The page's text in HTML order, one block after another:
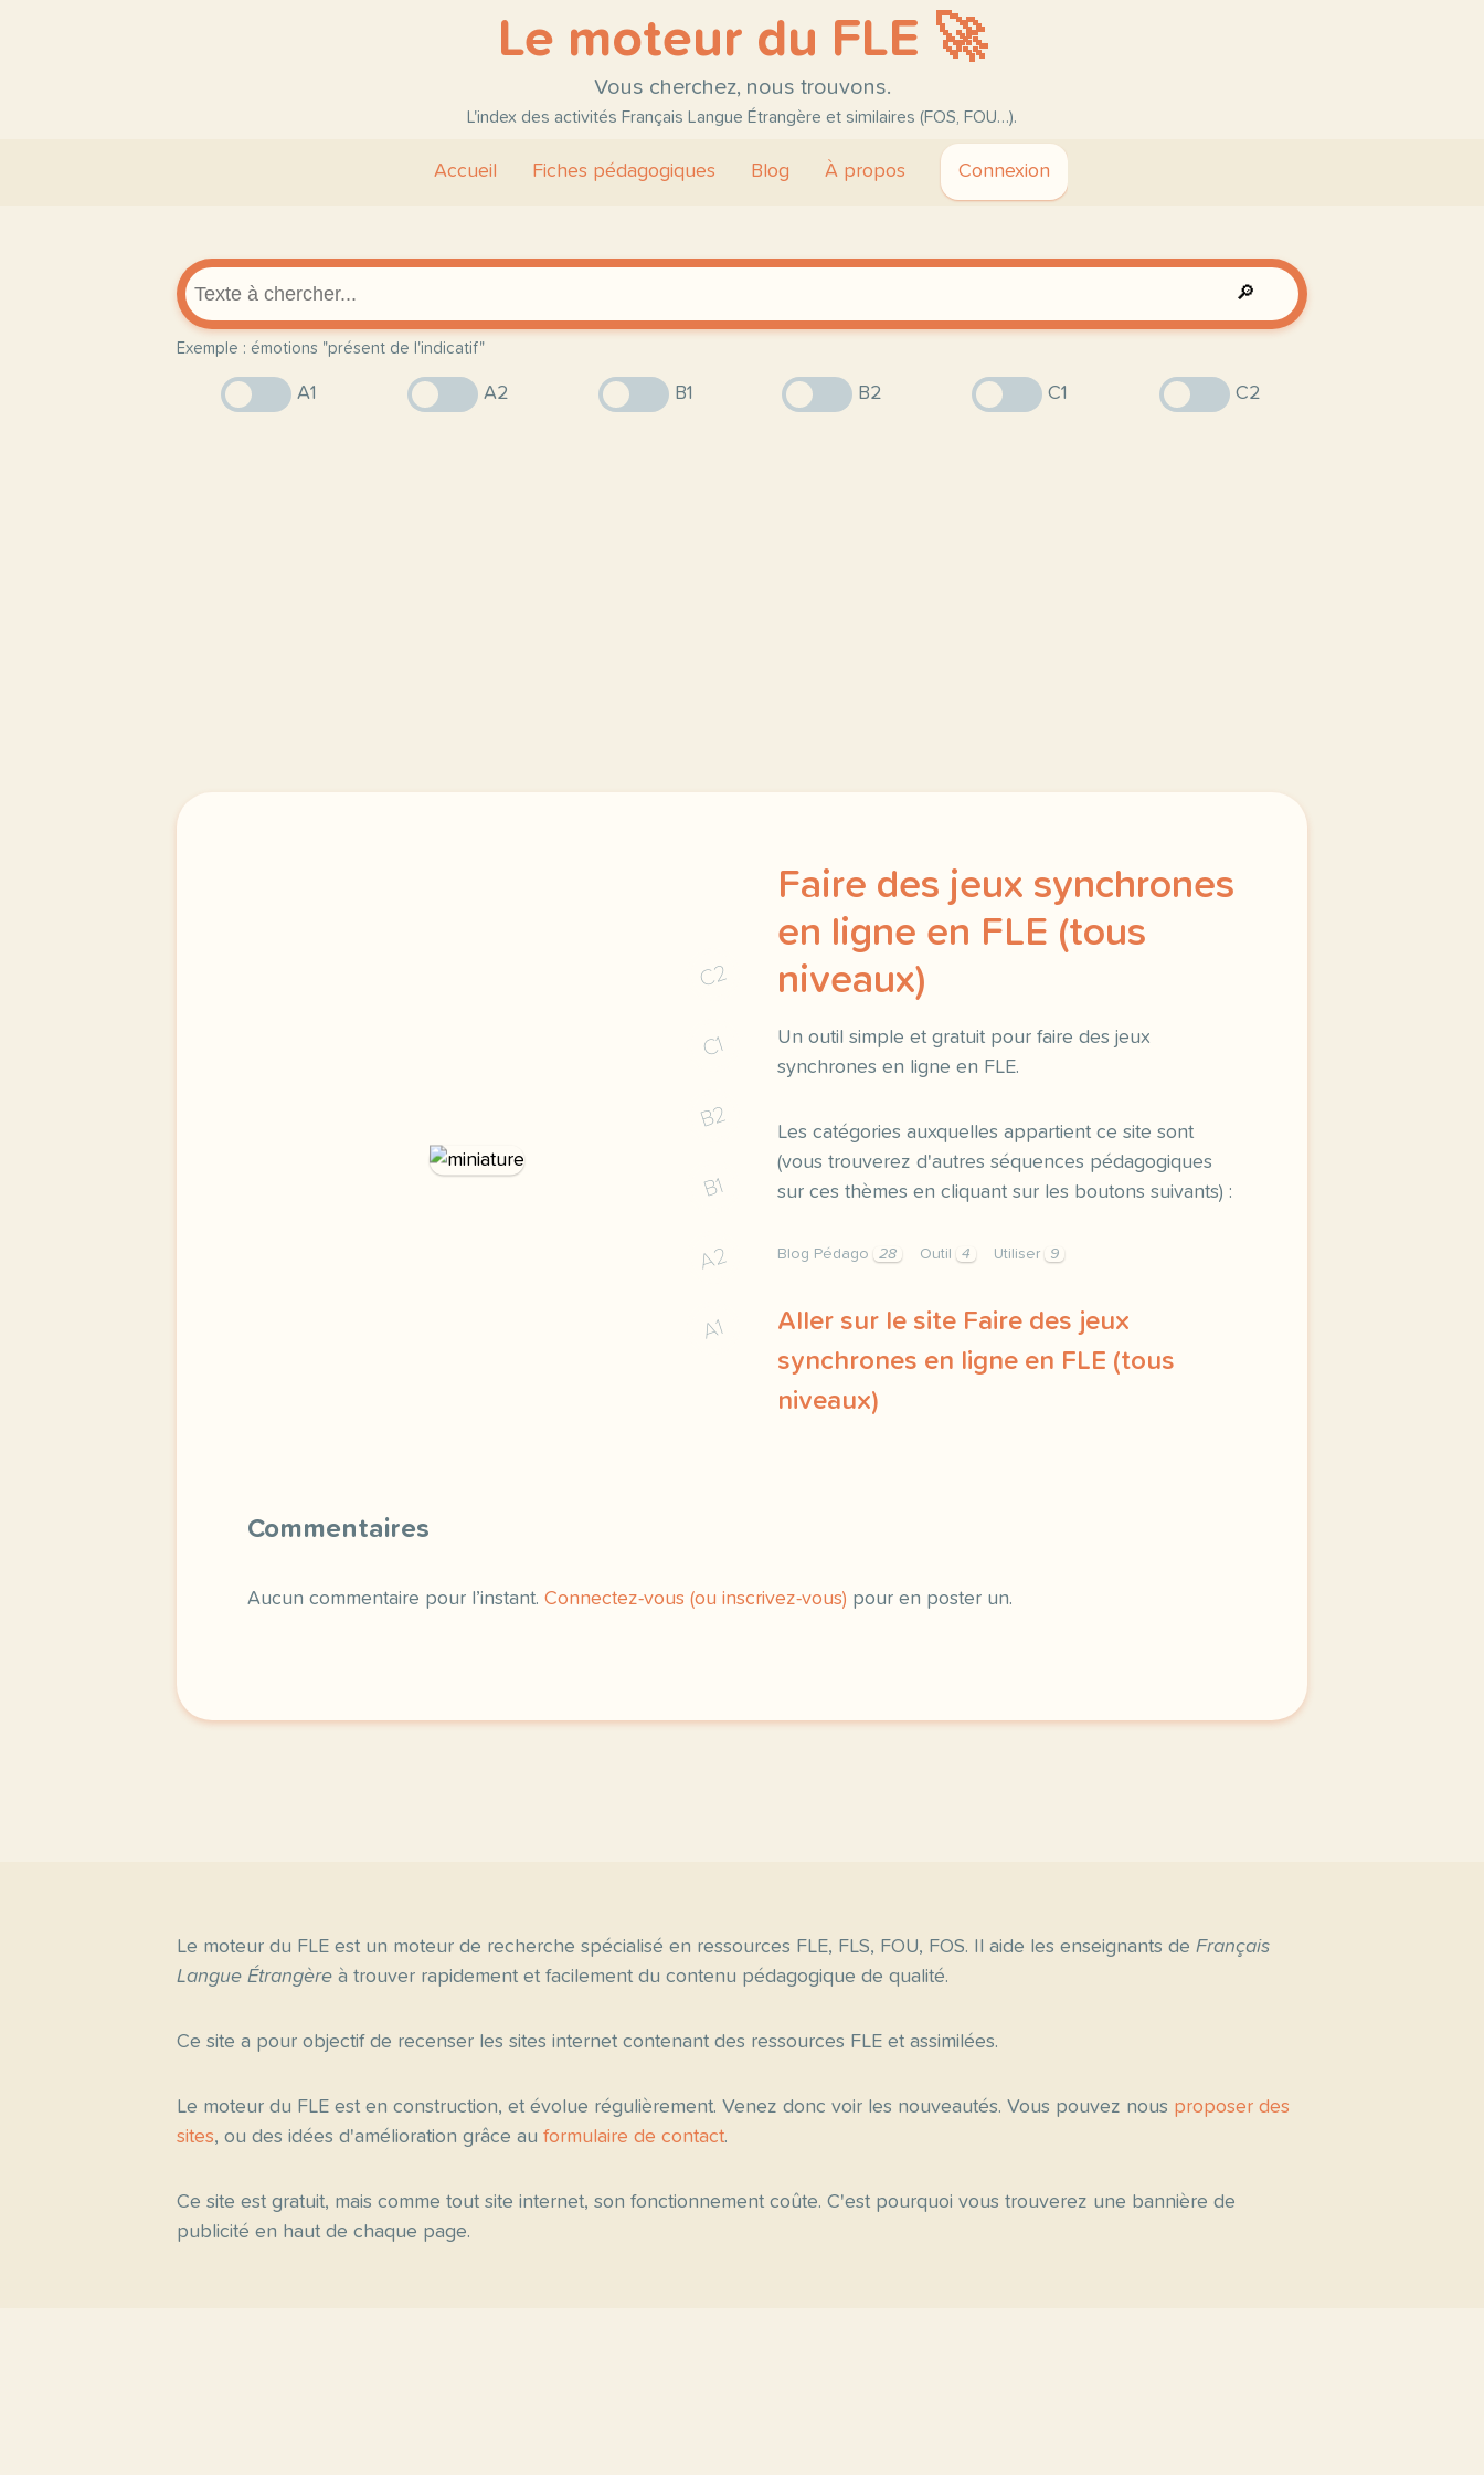
Le moteur du FLE 🚀
Vous cherchez, nous trouvons.
L'index des activités Français Langue Étrangère et similaires (FOS, FOU…).
Accueil Fiches pédagogiques Blog À propos Connexion
🔎
Exemple : émotions "présent de l'indicatif"
A1 A2 B1 B2 C1 C2
C2
C1
B2
B1
A2
A1
Faire des jeux synchrones
en ligne en FLE (tous
niveaux)
Un outil simple et gratuit pour faire des jeux
synchrones en ligne en FLE.
Les catégories auxquelles appartient ce site sont
(vous trouverez d'autres séquences pédagogiques
sur ces thèmes en cliquant sur les boutons suivants) :
Blog Pédago 28 Outil 4 Utiliser 9
Aller sur le site Faire des jeux
synchrones en ligne en FLE (tous
niveaux)
Commentaires
Aucun commentaire pour l’instant. Connectez-vous (ou inscrivez-vous) pour en poster un.
Le moteur du FLE est un moteur de recherche spécialisé en ressources FLE, FLS, FOU, FOS. Il aide les enseignants de Français
Langue Étrangère à trouver rapidement et facilement du contenu pédagogique de qualité.
Ce site a pour objectif de recenser les sites internet contenant des ressources FLE et assimilées.
Le moteur du FLE est en construction, et évolue régulièrement. Venez donc voir les nouveautés. Vous pouvez nous proposer des
sites, ou des idées d'amélioration grâce au formulaire de contact.
Ce site est gratuit, mais comme tout site internet, son fonctionnement coûte. C'est pourquoi vous trouverez une bannière de
publicité en haut de chaque page.